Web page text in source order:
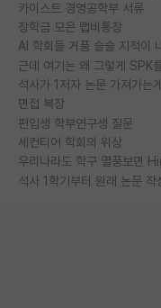
카이스트 경영공학부 서류
장학금 모은 랩비통장
AI 학회들 거품 슬슬 지적이
근데 여기는 왜 그렇게 SPK
석사가 1저자 논문 가져가는
면접 복장
편입생 학부연구생 질문
세컨티어 학회의 위상
석사 1학기부터 원래 논문 작